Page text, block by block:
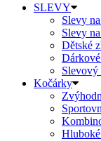
SLEVY
Slevy
Slevy
Dětské
Slevový
Kočárky